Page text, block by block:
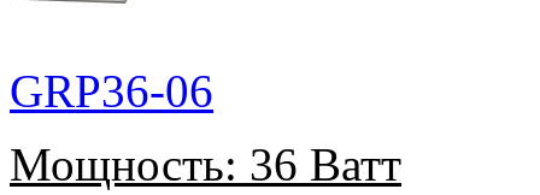
GRP36-06
Мощность: 36 Ватт